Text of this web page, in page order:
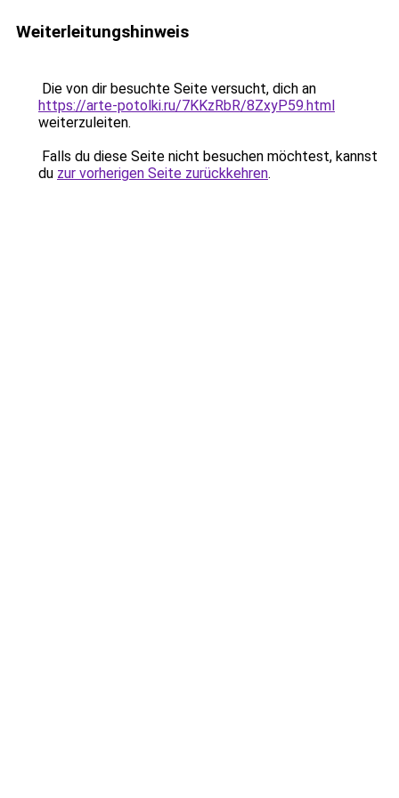
Weiterleitungshinweis
Die von dir besuchte Seite versucht, dich an
https://arte-potolki.ru/7KKzRbR/8ZxyP59.html
weiterzuleiten.
Falls du diese Seite nicht besuchen möchtest, kannst
du zur vorherigen Seite zurückkehren.